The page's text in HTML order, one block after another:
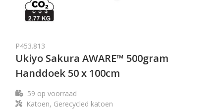
P453.813
Ukiyo Sakura AWARE™ 500gram
Handdoek 50 x 100cm
59 op voorraad
Katoen, Gerecycled katoen